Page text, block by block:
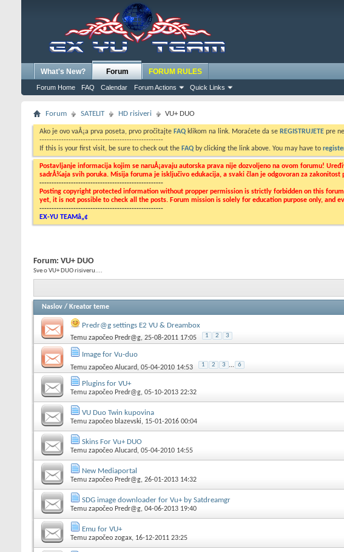
What's New? Forum
Forum Home FAQ Calendar Forum Actions Quick Links
FORUM RULES
Forum SATELIT HD risiveri VU+ DUO
Ako je ovo vaÅ¡a prva poseta, prvo pročitajte FAQ klikom na link. Moraćete da se REGISTRUJETE pre
---------------------------------------------------
If this is your first visit, be sure to check out the FAQ by clicking the link above. You may have to
Postavljanje informacija kojim se naruÅ¡avaju autorska prava nije dozvoljeno na ovom forumu!
sadrÅ¾aja svih poruka. Misija foruma je isključivo edukacija, a svaki član je odgovoran za zakonitost
---------------------------------------------------
Posting copyright protected information without propper permission is strictly forbidden on this
yet, it is not possible to check all the posts. Forum mission is solely for education purpose only, and
---------------------------------------------------
EX-YU TEAMâ„¢
Forum: VU+ DUO
Sve o VU+ DUO risiveru....
Naslov / Kreator teme
Predr@g settings E2 VU & Dreambox
Temu započeo Predr@g, 25-08-2011 17:05 1 2 3
Image for Vu-duo
Temu započeo Alucard, 05-04-2010 14:53 1 2 3 ... 6
Plugins for VU+
Temu započeo Predr@g, 05-10-2013 22:32
VU Duo Twin kupovina
Temu započeo blazevski, 15-01-2016 00:04
Skins For Vu+ DUO
Temu započeo Alucard, 05-04-2010 14:55
New Mediaportal
Temu započeo Predr@g, 26-01-2013 14:32
SDG image downloader for Vu+ by Satdreamgr
Temu započeo Predr@g, 04-06-2013 19:40
Emu for VU+
Temu započeo zogax, 16-12-2011 23:25